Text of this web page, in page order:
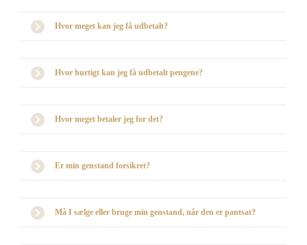
Hvor meget kan jeg få udbetalt?
Hvor hurtigt kan jeg få udbetalt pengene?
Hvor meget betaler jeg for det?
Er min genstand forsikret?
Må I sælge eller bruge min genstand, når den er pantsat?